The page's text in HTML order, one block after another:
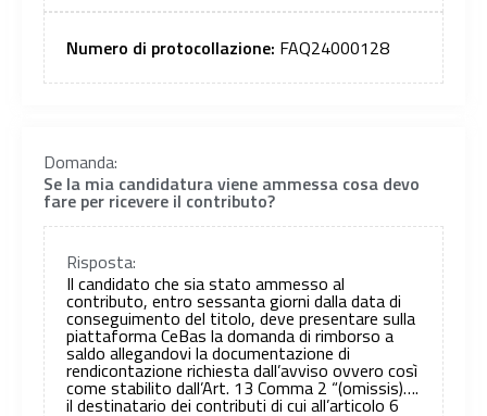
Numero di protocollazione: FAQ24000128
Domanda:
Se la mia candidatura viene ammessa cosa devo
fare per ricevere il contributo?
Risposta:
Il candidato che sia stato ammesso al
contributo, entro sessanta giorni dalla data di
conseguimento del titolo, deve presentare sulla
piattaforma CeBas la domanda di rimborso a
saldo allegandovi la documentazione di
rendicontazione richiesta dall’avviso ovvero così
come stabilito dall’Art. 13 Comma 2 “(omissis)….
il destinatario dei contributi di cui all’articolo 6